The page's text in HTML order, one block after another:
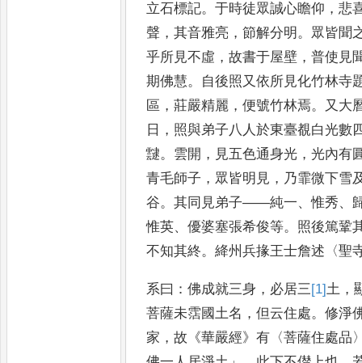
立石標記。于時徒眾誠心瞻仰 ，悲
聲 ，其音雅亮 ，節解分明。 眾皆聞
乎所見不虛 ，故書于屋壁 ，普使見
期佛慧。
自後照又依所見化竹林寺
區 ，莊嚴精麗 ，便號竹林焉。 又 大
日 ， 照與弟子八人於東臺覩白光數
靆。 雲開 ， 見五色通身光 ，光內有
青毛師子 ， 眾皆明見 ， 乃霏微下雪
谷。其同見弟子——純一、惟秀、
惟英、優婆塞張希俊等。 照後篤鞏
不知其終。絳州兵掾王士詹述 〈聖
系曰 ：佛成就三身 ， 必居三[1]土 ，
菩薩未霑國土名 ，但云住處。修淨
家 ，故 《華嚴經》有 〈菩薩住處品